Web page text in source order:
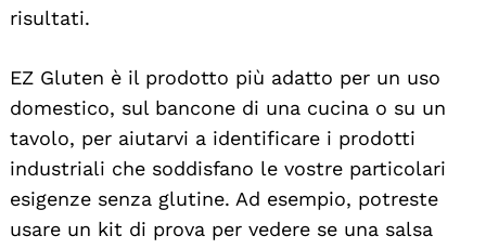
risultati.
EZ Gluten è il prodotto più adatto per un uso
domestico, sul bancone di una cucina o su un
tavolo, per aiutarvi a identificare i prodotti
industriali che soddisfano le vostre particolari
esigenze senza glutine. Ad esempio, potreste
usare un kit di prova per vedere se una salsa